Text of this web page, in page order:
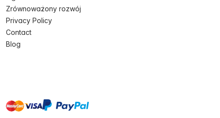
Zrównoważony rozwój
Privacy Policy
Contact
Blog
mastervisa paypal